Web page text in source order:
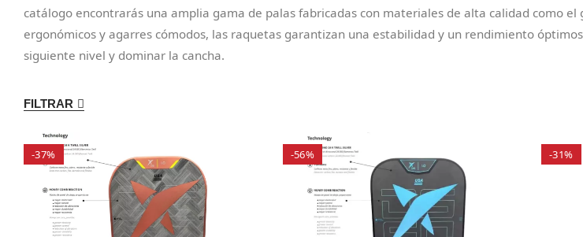
catálogo encontrarás una amplia gama de palas fabricadas con materiales de alta calidad como
ergonómicos y agarres cómodos, las raquetas garantizan una estabilidad y un rendimiento
siguiente nivel y dominar la cancha.
FILTRAR
-37% -56% -31%